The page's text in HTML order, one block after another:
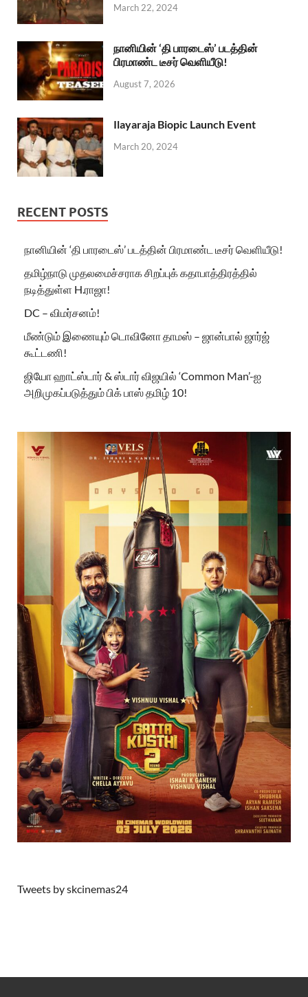
March 22, 2024
நானியின் ‘தி பாரடைஸ்’ படத்தின்
பிரமாண்ட டீசர் வெளியீடு!
August 7, 2026
Ilayaraja Biopic Launch Event
March 20, 2024
RECENT POSTS
நானியின் ‘தி பாரடைஸ்’ படத்தின் பிரமாண்ட டீசர் வெளியீடு!
தமிழ்நாடு முதலமைச்சராக சிறப்புக் கதாபாத்திரத்தில்
நடித்துள்ள H.ராஜா!
DC – விமர்சனம்!
மீண்டும் இணையும் டொவினோ தாமஸ் – ஜான்பால் ஜார்ஜ்
கூட்டணி!
ஜியோ ஹாட்ஸ்டார் & ஸ்டார் விஜயில் ‘Common Man’-ஐ
அறிமுகப்படுத்தும் பிக் பாஸ் தமிழ் 10!
Tweets by skcinemas24